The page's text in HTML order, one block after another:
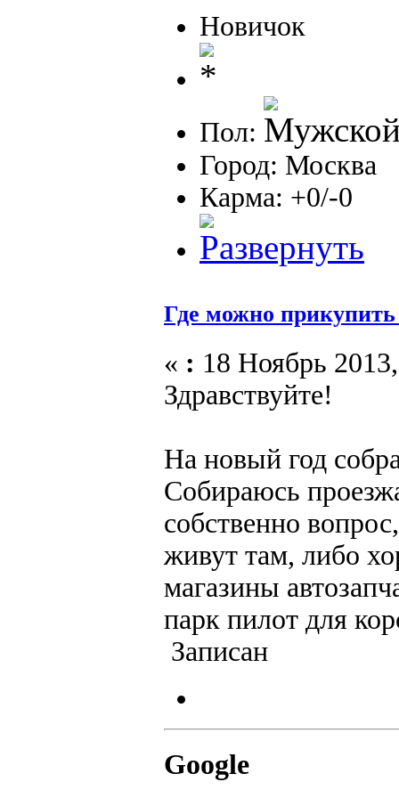
Новичок
Пол:
Город: Москва
Карма: +0/-0
Где можно прикупить
« : 18 Ноябрь
Здравствуйте!
На новый год
Собираюсь
собственно
живут там, либо
магазины
парк пилот для
Записан
Google